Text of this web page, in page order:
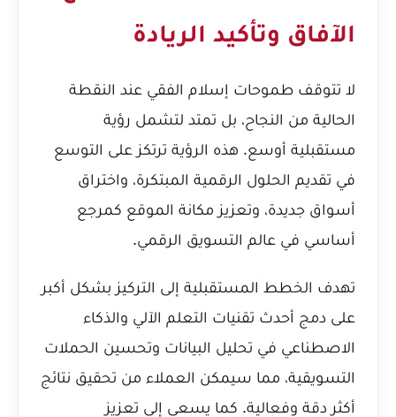
الآفاق وتأكيد الريادة
لا تتوقف طموحات إسلام الفقي عند النقطة
الحالية من النجاح، بل تمتد لتشمل رؤية
مستقبلية أوسع. هذه الرؤية ترتكز على التوسع
في تقديم الحلول الرقمية المبتكرة، واختراق
أسواق جديدة، وتعزيز مكانة الموقع كمرجع
أساسي في عالم التسويق الرقمي.
تهدف الخطط المستقبلية إلى التركيز بشكل أكبر
على دمج أحدث تقنيات التعلم الآلي والذكاء
الاصطناعي في تحليل البيانات وتحسين الحملات
التسويقية، مما سيمكن العملاء من تحقيق نتائج
أكثر دقة وفعالية. كما يسعى إلى تعزيز